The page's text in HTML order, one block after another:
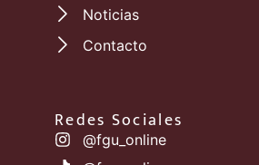
Noticias
Contacto
Redes Sociales
@fgu_online